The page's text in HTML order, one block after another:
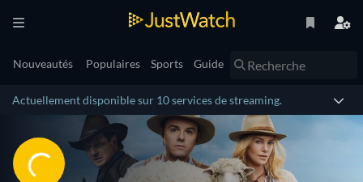
Nouveautés Populaires Sports Guide
Actuellement disponible sur 10 services de streaming.